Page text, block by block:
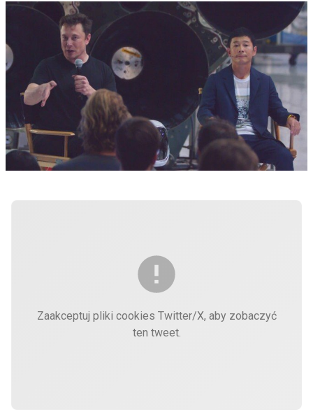
Zaakceptuj pliki cookies Twitter/X, aby zobaczyć
ten tweet.